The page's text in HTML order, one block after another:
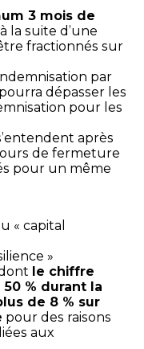
3 mois de
à la suite d’une
fractionnés sur
par
dépasser les
pour les
après
de fermeture
pour un même
« capital
»
le chiffre
% durant la
de 8 % sur
pour des raisons
aux